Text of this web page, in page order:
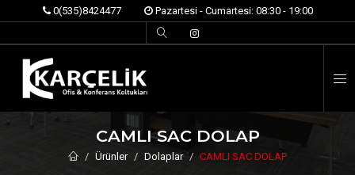
0(535)8424477 Pazartesi - Cumartesi: 08:30 - 19:00
CAMLI SAC DOLAP
Ürünler Dolaplar CAMLI SAC DOLAP